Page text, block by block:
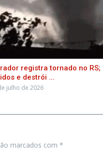
registra tornado no
e destrói ...
julho de 2026
marcados com *